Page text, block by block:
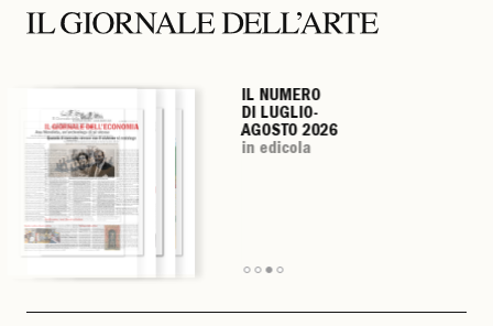
IL NUMERO
DI LUGLIO-
AGOSTO 2026
in edicola
IL NUMERO
DI LUGLIO-
AGOSTO 2026
in edicola
IL NUMERO
DI LUGLIO-
AGOSTO 2026
in edicola
IL NUMERO
DI LUGLIO-
AGOSTO 2026
in edicola